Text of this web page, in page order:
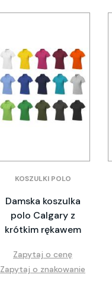
KOSZULKI POLO
Damska koszulka
polo Calgary z
krótkim rękawem
Zapytaj o cenę
Zapytaj o znakowanie